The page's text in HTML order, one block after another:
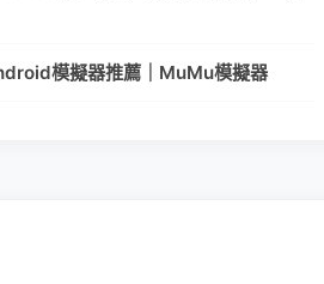
模擬器推薦｜MuMu模擬器